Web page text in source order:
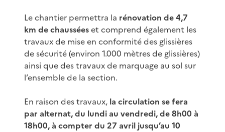
Le chantier permettra la rénovation de 4,7
km de chausséeset comprend également les
travaux de mise en conformité des glissières
de sécurité (environ 1.000 mètres de glissières)
ainsi que des travaux de marquage au sol sur
l’ensemble de la section.
En raison des travaux, la circulation se fera
par alternat, du lundi au vendredi, de 8h00 à
18h00, à compter du 27 avril jusqu’au 10